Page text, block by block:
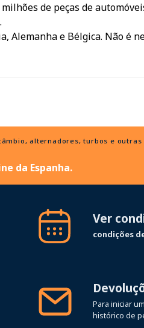
de peças de
Alemanha e Bélgica. Não é
alternadores, turbos e
da Espanha.
Ver
condições
Para iniciar
histórico de